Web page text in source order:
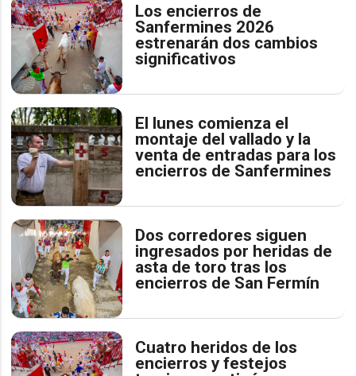
Los encierros de
Sanfermines 2026
estrenarán dos cambios
significativos
El lunes comienza el
montaje del vallado y la
venta de entradas para los
encierros de Sanfermines
Dos corredores siguen
ingresados por heridas de
asta de toro tras los
encierros de San Fermín
Cuatro heridos de los
encierros y festejos